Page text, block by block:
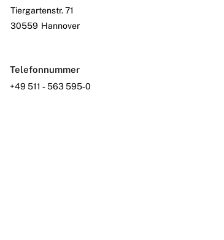
Tiergartenstr. 71
30559 Hannover
Telefonnummer
+49 511 ‑ 563 595‑0